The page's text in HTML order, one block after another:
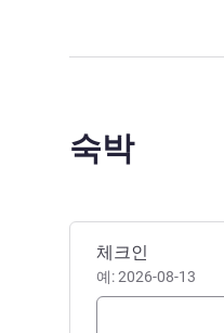
숙박
이 호텔 예약
체크인
예: 2026-08-13